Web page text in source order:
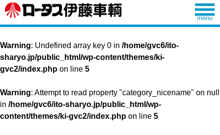
Warning: Undefined array key 0 in /home/gvc6/ito-
sharyo.jp/public_html/wp-content/themes/ki-
gvc2/index.php on line 5
Warning: Attempt to read property "category_nicename" on null
in /home/gvc6/ito-sharyo.jp/public_html/wp-
content/themes/ki-gvc2/index.php on line 5